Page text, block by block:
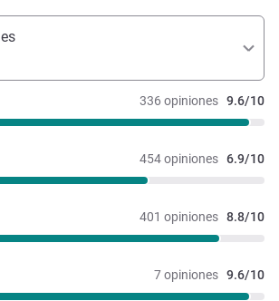
336 opiniones 9.6/10
454 opiniones 6.9/10
401 opiniones 8.8/10
7 opiniones 9.6/10